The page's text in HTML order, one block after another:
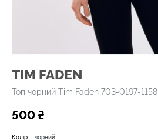
TIM FADEN
Топ чорний Tim Faden 703-0197-1158
500 ₴
Колір: чорний